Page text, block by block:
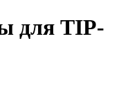
для TIP-